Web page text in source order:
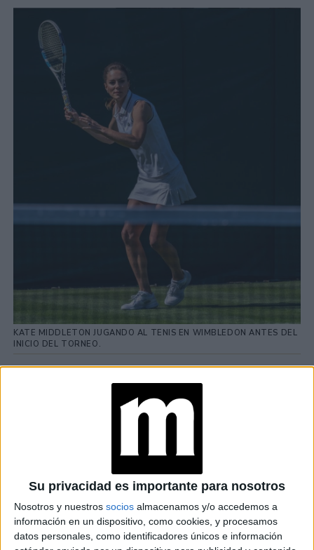
Su privacidad es importante para nosotros
Nosotros y nuestros socios almacenamos y/o accedemos a
información en un dispositivo, como cookies, y procesamos
datos personales, como identificadores únicos e información
KATE MIDDLETON JUGANDO AL TENIS EN WIMBLEDON ANTES DEL
INICIO DEL TORNEO.
TAMBIÉN TE PUEDE INTERESAR
VENUS WILLIAMS:
INTERIORES
JULIANA AWADA Y
SU LOOK VINTAGE
PARA JUGAR AL